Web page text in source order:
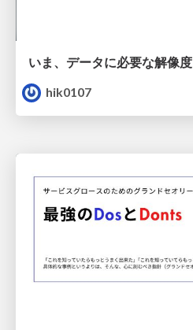
いま、データに必要な解像度
hik0107